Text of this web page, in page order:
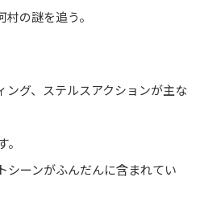
の謎を追う。
ング、ステルスアクションが主な
シーンがふんだんに含まれてい